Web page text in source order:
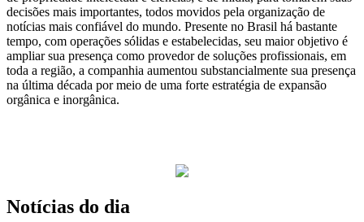
decisões mais importantes, todos movidos pela organização de
notícias mais confiável do mundo. Presente no Brasil há bastante
tempo, com operações sólidas e estabelecidas, seu maior objetivo é
ampliar sua presença como provedor de soluções profissionais, em
toda a região, a companhia aumentou substancialmente sua presença
na última década por meio de uma forte estratégia de expansão
orgânica e inorgânica.
Notícias do dia